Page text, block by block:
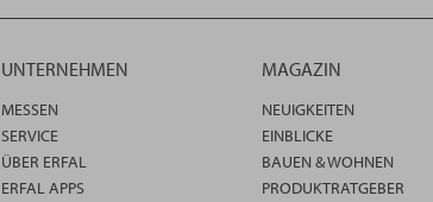
UNTERNEHMEN
MESSEN
SERVICE
ÜBER ERFAL
ERFAL APPS
MAGAZIN
NEUIGKEITEN
EINBLICKE
BAUEN & WOHNEN
PRODUKTRATGEBER